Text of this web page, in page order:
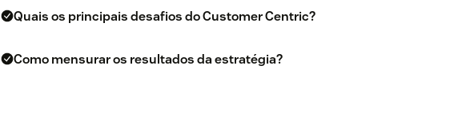
Quais os principais desafios do Customer Centric?
Como mensurar os resultados da estratégia?